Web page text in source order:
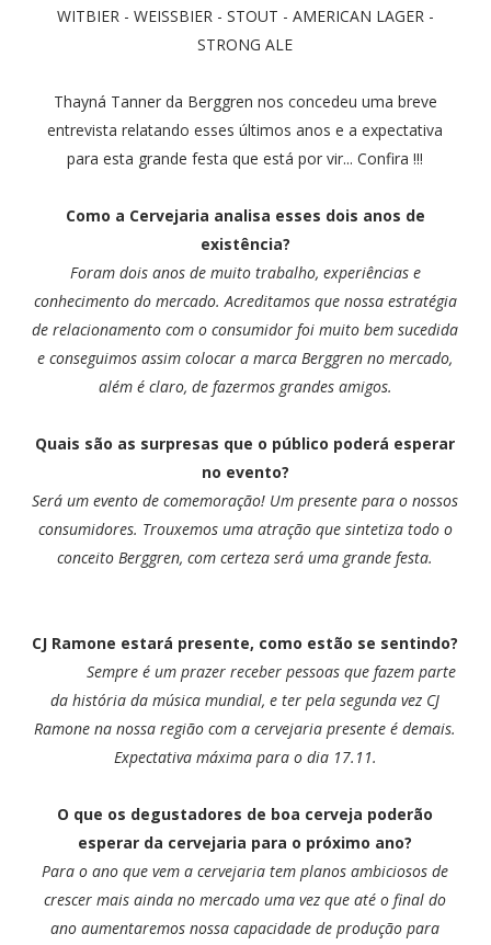
WITBIER - WEISSBIER - STOUT - AMERICAN LAGER -
STRONG ALE
Thayná Tanner da Berggren nos concedeu uma breve
entrevista relatando esses últimos anos e a expectativa
para esta grande festa que está por vir... Confira !!!
Como a Cervejaria analisa esses dois anos de
existência?
Foram dois anos de muito trabalho, experiências e
conhecimento do mercado. Acreditamos que nossa estratégia
de relacionamento com o consumidor foi muito bem sucedida
e conseguimos assim colocar a marca Berggren no mercado,
além é claro, de fazermos grandes amigos.
Quais são as surpresas que o público poderá esperar
no evento?
Será um evento de comemoração! Um presente para o nossos
consumidores. Trouxemos uma atração que sintetiza todo o
conceito Berggren, com certeza será uma grande festa.
CJ Ramone estará presente, como estão se sentindo?
Sempre é um prazer receber pessoas que fazem parte
da história da música mundial, e ter pela segunda vez CJ
Ramone na nossa região com a cervejaria presente é demais.
Expectativa máxima para o dia 17.11.
O que os degustadores de boa cerveja poderão
esperar da cervejaria para o próximo ano?
Para o ano que vem a cervejaria tem planos ambiciosos de
crescer mais ainda no mercado uma vez que até o final do
ano aumentaremos nossa capacidade de produção para